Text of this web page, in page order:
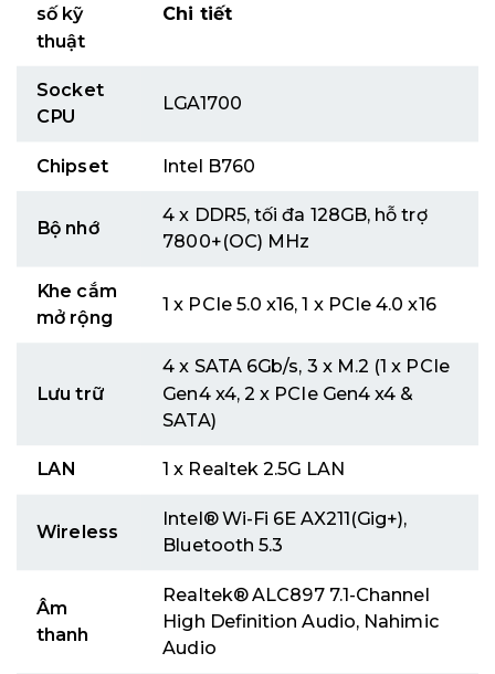
số kỹ
thuật
Chi tiết
Socket
CPU
LGA1700
Chipset Intel B760
Bộ nhớ
4 x DDR5, tối đa 128GB, hỗ trợ
7800+(OC) MHz
Khe cắm
mở rộng
1 x PCIe 5.0 x16, 1 x PCIe 4.0 x16
Lưu trữ
4 x SATA 6Gb/s, 3 x M.2 (1 x PCIe
Gen4 x4, 2 x PCIe Gen4 x4 &
SATA)
LAN 1 x Realtek 2.5G LAN
Wireless
Intel® Wi-Fi 6E AX211(Gig+),
Bluetooth 5.3
Âm
thanh
Realtek® ALC897 7.1-Channel
High Definition Audio, Nahimic
Audio